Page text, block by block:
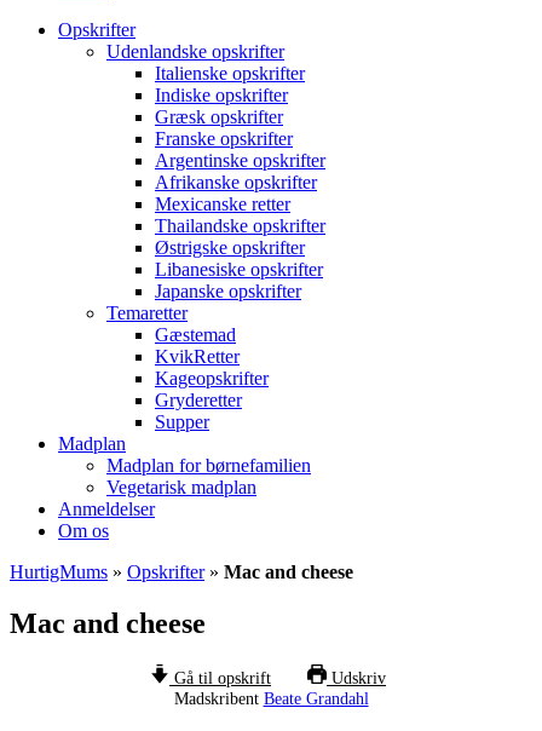
Opskrifter
Udenlandske opskrifter
Italienske opskrifter
Indiske opskrifter
Græsk opskrifter
Franske opskrifter
Argentinske opskrifter
Afrikanske opskrifter
Mexicanske retter
Thailandske opskrifter
Østrigske opskrifter
Libanesiske opskrifter
Japanske opskrifter
Temaretter
Gæstemad
KvikRetter
Kageopskrifter
Gryderetter
Supper
Madplan
Madplan for børnefamilien
Vegetarisk madplan
Anmeldelser
Om os
HurtigMums » Opskrifter» Mac and cheese
Mac and cheese
Gå til opskrift
Udskriv
Madskribent Beate Grandahl